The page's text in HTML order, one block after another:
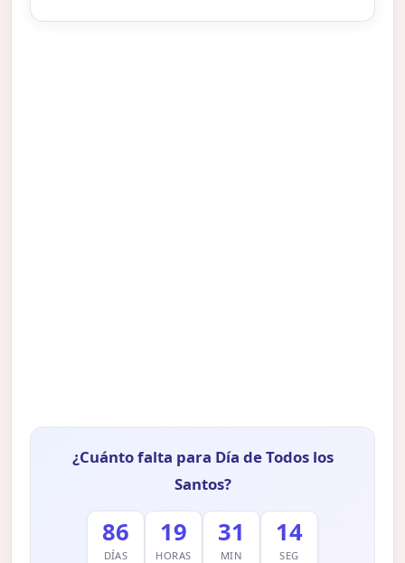
¿Cuánto falta para Día de Todos los
Santos?
86
DÍAS
19
HORAS
31
MIN
13
SEG